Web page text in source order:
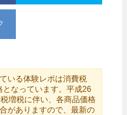
いる体験レポは消費税
となっています。平成26
増税に伴い、各商品価格
がありますので、最新の